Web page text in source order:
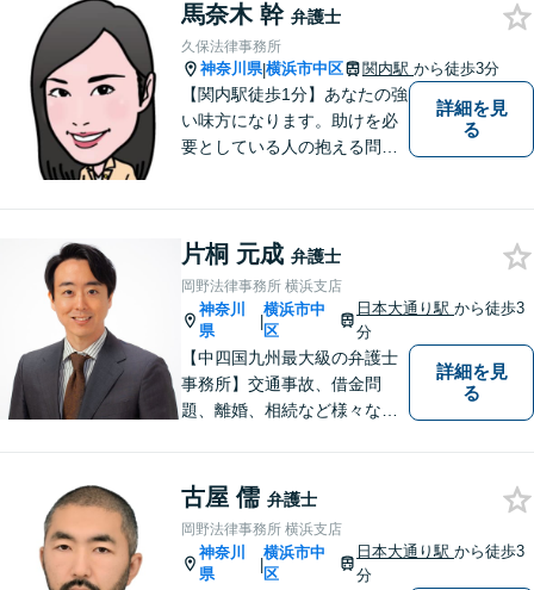
馬奈木 幹 弁護士
久保法律事務所
神奈川県|横浜市中区 関内駅 から徒歩3分
【関内駅徒歩1分】あなたの強
い味方になります。助けを必
要としている人の抱える問題
でいます。ぜひお気軽にご相
談ください。
詳細を見
る
片桐 元成 弁護士
岡野法律事務所 横浜支店
神奈川
県
|
横浜市中
区
日本大通り駅から徒歩3
分
【中四国九州最大級の弁護士
事務所】交通事故、借金問
題、離婚、相続など様々な問
まずはお気軽にご相談くださ
い！
詳細を見
る
古屋 儒 弁護士
岡野法律事務所 横浜支店
神奈川
県
|
横浜市中
区
日本大通り駅から徒歩3
分